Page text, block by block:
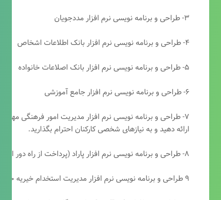
۳- طراحی و برنامه نویسی نرم افزار مددجویان
۴- طراحی و برنامه نویسی نرم افزار بانک اطلاعات اشخاص
۵- طراحی و برنامه نویسی نرم افزار بانک اصلاعات خانواده
۶- طراحی و برنامه نویسی نرم افزار جامع آموزشی
۷- طراحی و برنامه نویسی نرم افزار مدیریت امور فرهنگی
ارائه دهید و به نیازهای شخصی کارکنان احترام بگذارید.
۸- طراحی و برنامه نویسی نرم افزار پاراد (پرداخت از راه دور انجمن مددکاری امام زمان(عج))
۹ طراحی و برنامه نویسی نرم افزار مدیریت استخدام خیریه حضرت ابوالفضل (ع)